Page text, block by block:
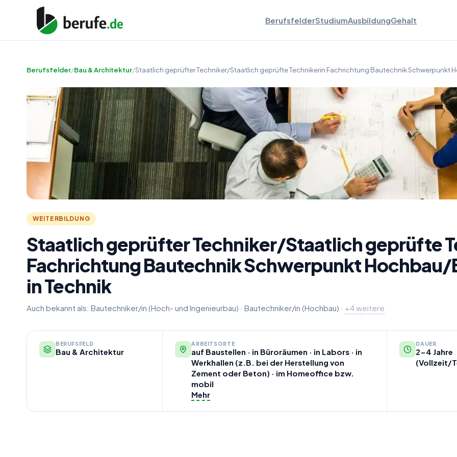
BerufsfelderStudiumAusbildungGehalt
Berufsfelder/Bau & Architektur/Staatlich geprüfter Techniker/Staatlich geprüfte Technikerin Fachrichtung Bautechnik Schwerpunkt
WEITERBILDUNG
Staatlich geprüfter Techniker/Staatlich geprüfte
Fachrichtung Bautechnik Schwerpunkt
in Technik
Auch bekannt als: Bautechniker/in (Hoch- und Ingenieurbau) · Bautechniker/in (Hochbau) Bautechniker/in (Industriebau)
Bautechniker/in
Bautechniker/in (Wohnungsbau)
Hochbautechniker/in
· +4weitere
BERUFSFELD
Bau & Architektur
ARBEITSORTE
auf Baustellen · in Büroräumen · in Labors · in
Werkhallen (z.B. bei der Herstellung von
Zement oder Beton) · im Homeoffice bzw.
mobil
Mehr
DAUER
2-4 Jahre
(Vollzeit/